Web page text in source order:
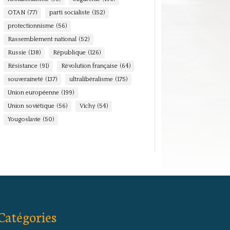
OTAN (77) parti socialiste (152)
protectionnisme (56)
Rassemblement national (52)
Russie (138) République (126)
Résistance (91) Révolution française (64)
souveraineté (137) ultralibéralisme (175)
Union européenne (199)
Union soviétique (56) Vichy (54)
Yougoslavie (50)